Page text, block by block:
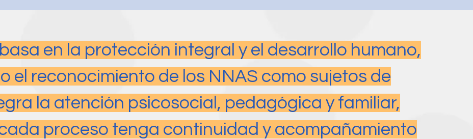
en la protección integral y el desarrollo humano,
el reconocimiento de los NNAS como sujetos de
la atención psicosocial, pedagógica y familiar,
proceso tenga continuidad y acompañamiento